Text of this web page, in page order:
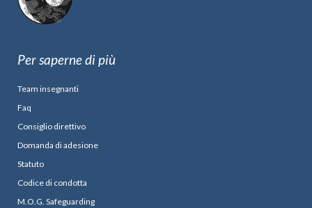
Per saperne di più
Team insegnanti
Faq
Consiglio direttivo
Domanda di adesione
Statuto
Codice di condotta
M.O.G. Safeguarding